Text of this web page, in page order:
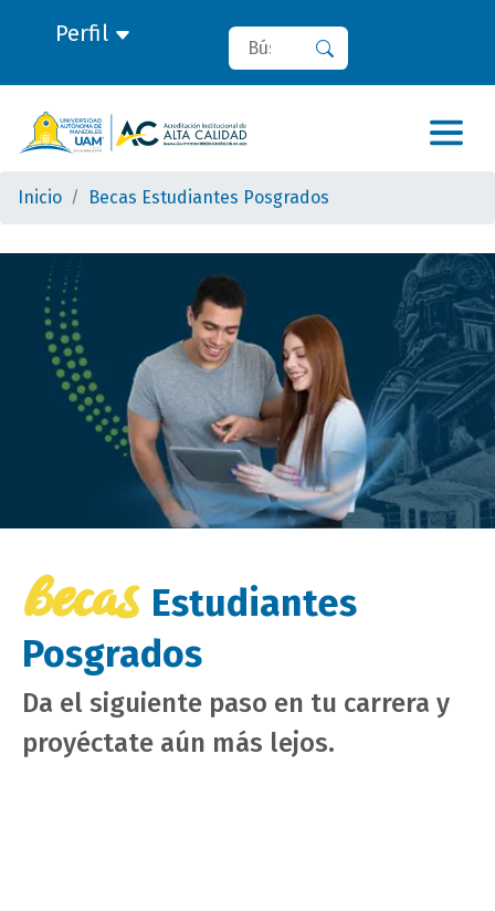
Perfil Buscar
Inicio Becas Estudiantes Posgrados
Becas Estudiantes
Posgrados
Da el siguiente paso en tu carrera y
proyéctate aún más lejos.